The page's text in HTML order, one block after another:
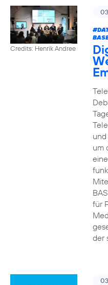
Credits: Henrik Andree
um
für
der